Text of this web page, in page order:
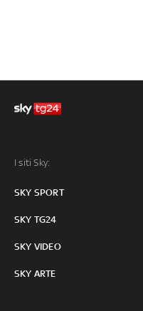
I siti Sky:
SKY SPORT
SKY TG24
SKY VIDEO
SKY ARTE